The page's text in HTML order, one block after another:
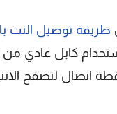
طريقة توصيل النت
كابل عادي من
اتصال لتصفح